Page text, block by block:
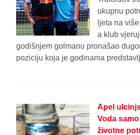
ukupnu
ljeta na
a klub
godišnjem golmanu pronašao
poziciju koja je godinama
Apel
Voda
životne